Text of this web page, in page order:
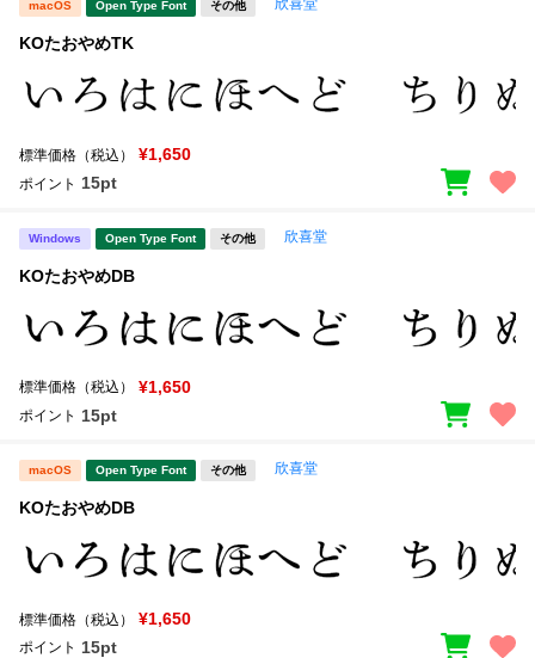
macOS Open Type Font その他 欣喜堂
KOたおやめTK
標準価格（税込） ¥1,650
ポイント 15pt
Windows Open Type Font その他 欣喜堂
KOたおやめDB
標準価格（税込） ¥1,650
ポイント 15pt
macOS Open Type Font その他 欣喜堂
KOたおやめDB
標準価格（税込） ¥1,650
ポイント 15pt